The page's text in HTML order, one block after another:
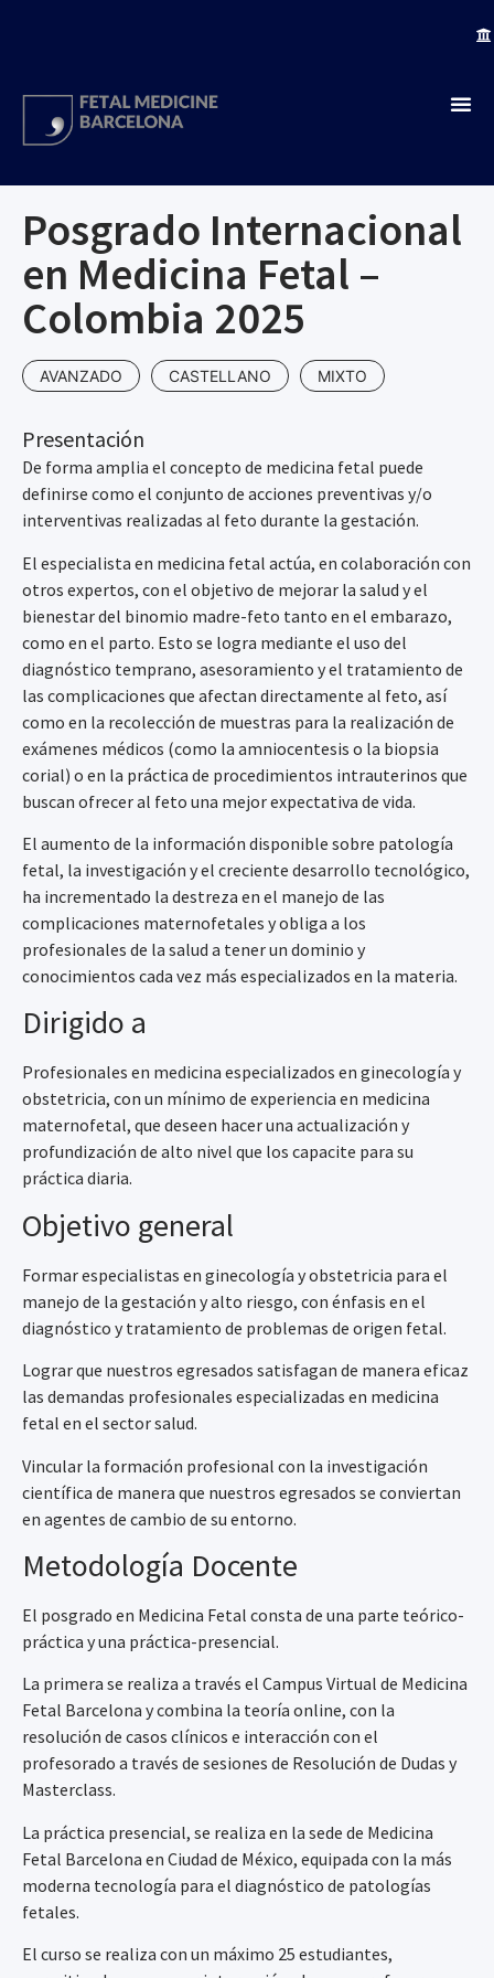
Posgrado Internacional
en Medicina Fetal –
Colombia 2025
AVANZADO CASTELLANO MIXTO
Presentación
De forma amplia el concepto de medicina fetal puede
definirse como el conjunto de acciones preventivas y/o
interventivas realizadas al feto durante la gestación.
El especialista en medicina fetal actúa, en colaboración con
otros expertos, con el objetivo de mejorar la salud y el
bienestar del binomio madre-feto tanto en el embarazo,
como en el parto. Esto se logra mediante el uso del
diagnóstico temprano, asesoramiento y el tratamiento de
las complicaciones que afectan directamente al feto, así
como en la recolección de muestras para la realización de
exámenes médicos (como la amniocentesis o la biopsia
corial) o en la práctica de procedimientos intrauterinos que
buscan ofrecer al feto una mejor expectativa de vida.
El aumento de la información disponible sobre patología
fetal, la investigación y el creciente desarrollo tecnológico,
ha incrementado la destreza en el manejo de las
complicaciones maternofetales y obliga a los
profesionales de la salud a tener un dominio y
conocimientos cada vez más especializados en la materia.
Dirigido a
Profesionales en medicina especializados en ginecología y
obstetricia, con un mínimo de experiencia en medicina
maternofetal, que deseen hacer una actualización y
profundización de alto nivel que los capacite para su
práctica diaria.
Objetivo general
Formar especialistas en ginecología y obstetricia para el
manejo de la gestación y alto riesgo, con énfasis en el
diagnóstico y tratamiento de problemas de origen fetal.
Lograr que nuestros egresados satisfagan de manera eficaz
las demandas profesionales especializadas en medicina
fetal en el sector salud.
Vincular la formación profesional con la investigación
científica de manera que nuestros egresados se conviertan
en agentes de cambio de su entorno.
Metodología Docente
El posgrado en Medicina Fetal consta de una parte teórico-
práctica y una práctica-presencial.
La primera se realiza a través el Campus Virtual de Medicina
Fetal Barcelona y combina la teoría online, con la
resolución de casos clínicos e interacción con el
profesorado a través de sesiones de Resolución de Dudas y
Masterclass.
La práctica presencial, se realiza en la sede de Medicina
Fetal Barcelona en Ciudad de México, equipada con la más
moderna tecnología para el diagnóstico de patologías
fetales.
El curso se realiza con un máximo 25 estudiantes,